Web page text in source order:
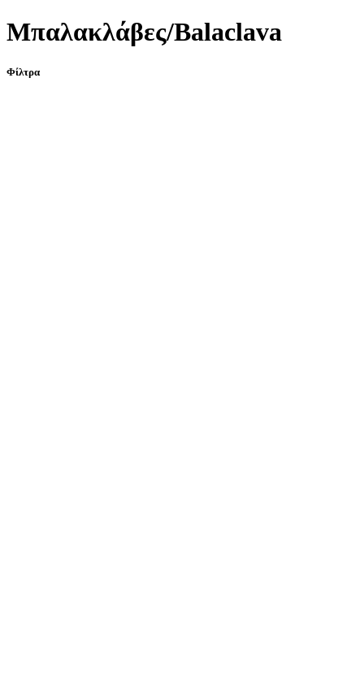
Μπαλακλάβες/Balaclava
Φίλτρα